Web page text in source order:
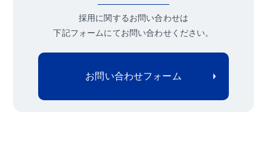
採用に関するお問い合わせは
下記フォームにてお問い合わせください。
お問い合わせフォーム